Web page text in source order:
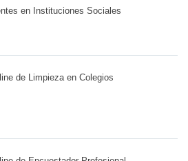
en Instituciones Sociales
de Limpieza en Colegios